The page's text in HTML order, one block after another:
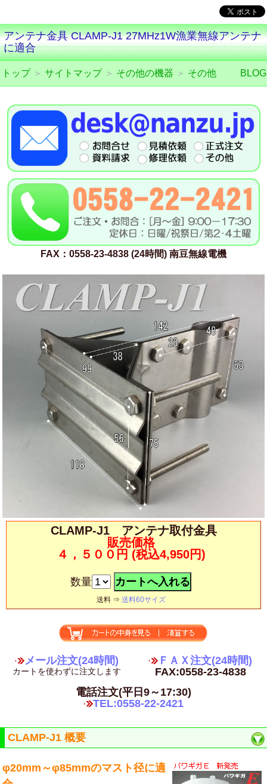
アンテナ金具 CLAMP-J1 27MHz1W漁業無線アンテナ
に適合
トップ＞ サイトマップ＞ その他の機器 ＞ その他 BLOG
FAX：0558-23-4838 (24時間) 南豆無線電機
CLAMP-J1 アンテナ取付金具
販売価格
４，５００円 (税込4,950円)
数量
送料 ⇒ 送料60サイズ
メール注文(24時間)
カートを使わずに注文します
ＦＡＸ注文(24時間)
FAX:0558-23-4838
電話注文(平日9～17:30)
TEL:0558-22-2421
CLAMP-J1 概要
φ20mm～φ85mmのマスト径に適